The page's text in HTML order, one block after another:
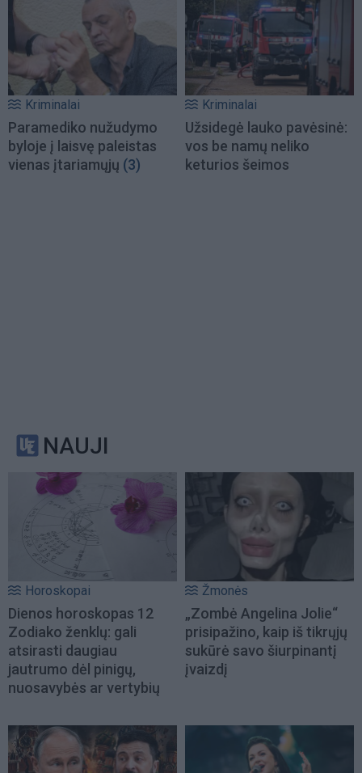
Kriminalai
Paramediko nužudymo
byloje į laisvę paleistas
vienas įtariamųjų (3)
Kriminalai
Užsidegė lauko pavėsinė:
vos be namų neliko
keturios šeimos
NAUJI
Horoskopai
Dienos horoskopas 12
Zodiako ženklų: gali
atsirasti daugiau
jautrumo dėl pinigų,
nuosavybės ar vertybių
Žmonės
„Zombė Angelina Jolie“
prisipažino, kaip iš tikrųjų
sukūrė savo šiurpinantį
įvaizdį